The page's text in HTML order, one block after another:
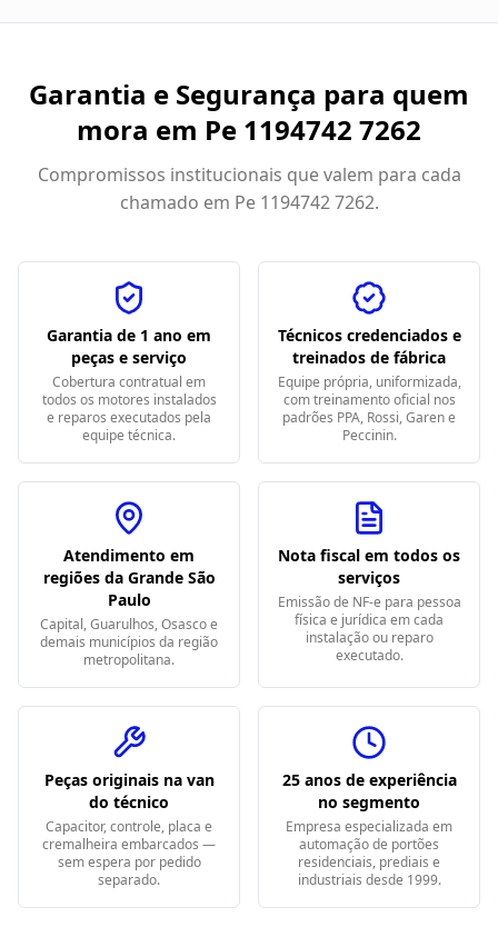
Garantia e Segurança para quem
mora em Pe 1194742 7262
Compromissos institucionais que valem para cada
chamado em Pe 1194742 7262.
Garantia de 1 ano em
peças e serviço
Cobertura contratual em
todos os motores instalados
e reparos executados pela
equipe técnica.
Técnicos credenciados e
treinados de fábrica
Equipe própria, uniformizada,
com treinamento oficial nos
padrões PPA, Rossi, Garen e
Peccinin.
Atendimento em
regiões da Grande São
Paulo
Capital, Guarulhos, Osasco e
demais municípios da região
metropolitana.
Nota fiscal em todos os
serviços
Emissão de NF-e para pessoa
física e jurídica em cada
instalação ou reparo
executado.
Peças originais na van
do técnico
Capacitor, controle, placa e
cremalheira embarcados —
sem espera por pedido
separado.
25 anos de experiência
no segmento
Empresa especializada em
automação de portões
residenciais, prediais e
industriais desde 1999.